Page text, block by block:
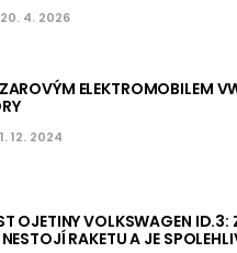
20. 4. 2026
ELEKTROMOBILEM
1. 12. 2024
OJETINY VOLKSWAGEN ID.3:
RAKETU A JE